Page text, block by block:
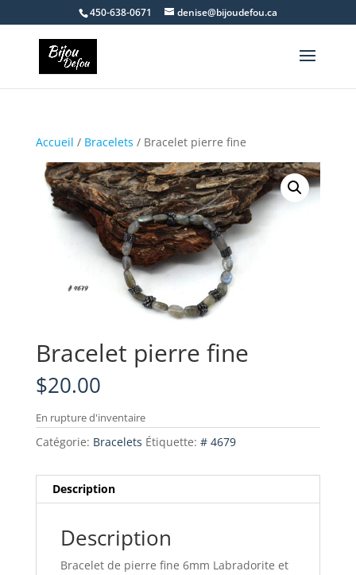
450-638-0671 denise@bijoudefou.ca
Accueil / Bracelets / Bracelet pierre fine
Bracelet pierre fine
$20.00
En rupture d'inventaire
Catégorie: Bracelets Étiquette: # 4679
Description
Description
Bracelet de pierre fine 6mm Labradorite et